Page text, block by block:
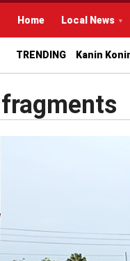
Home Local News
TRENDING Kanin